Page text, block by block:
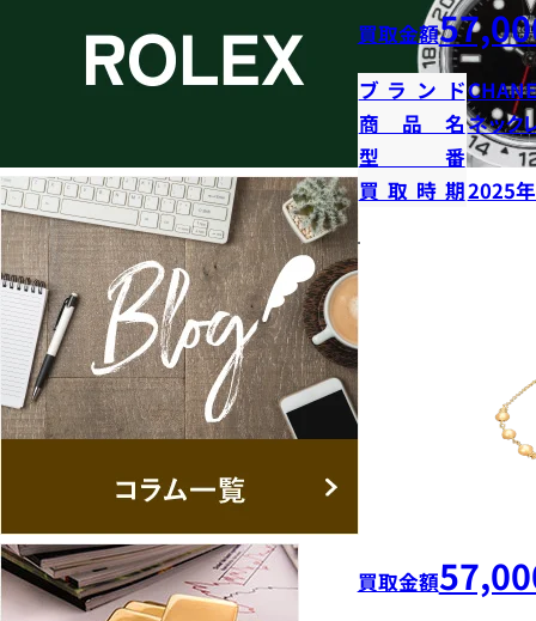
買取金額
ブランド
商品名ネック
型番
買取時期2025
買取金額